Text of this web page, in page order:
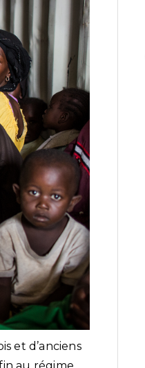
et d’anciens